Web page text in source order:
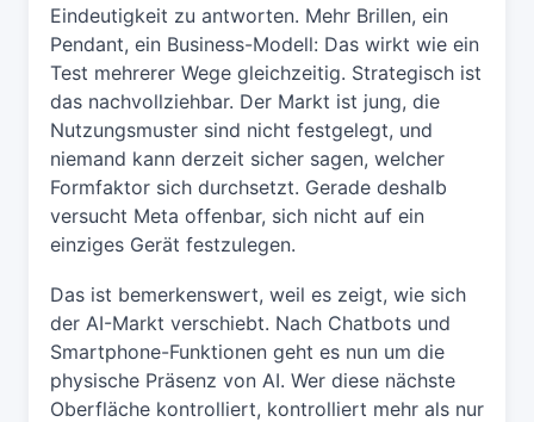
Eindeutigkeit zu antworten. Mehr Brillen, ein
Pendant, ein Business-Modell: Das wirkt wie ein
Test mehrerer Wege gleichzeitig. Strategisch ist
das nachvollziehbar. Der Markt ist jung, die
Nutzungsmuster sind nicht festgelegt, und
niemand kann derzeit sicher sagen, welcher
Formfaktor sich durchsetzt. Gerade deshalb
versucht Meta offenbar, sich nicht auf ein
einziges Gerät festzulegen.
Das ist bemerkenswert, weil es zeigt, wie sich
der AI-Markt verschiebt. Nach Chatbots und
Smartphone-Funktionen geht es nun um die
physische Präsenz von AI. Wer diese nächste
Oberfläche kontrolliert, kontrolliert mehr als nur